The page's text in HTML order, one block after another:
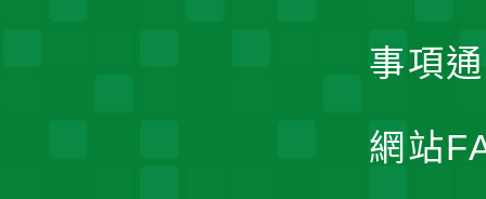
事項
網站